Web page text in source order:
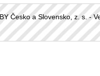
Česko a Slovensko, z. s. -